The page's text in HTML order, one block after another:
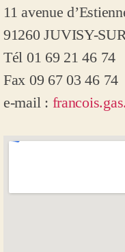
11 avenue
91260 JUVISY-
Tél 01 69 21 46 74
Fax 09 67 03 46 74
e-mail :